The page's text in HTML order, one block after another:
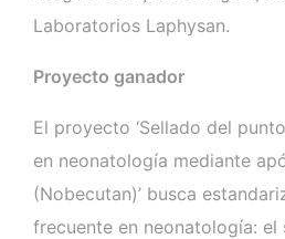
Laboratorios Laphysan.
Proyecto ganador
El proyecto ‘Sellado del
en neonatología mediante
(Nobecutan)’ busca
frecuente en neonatología: